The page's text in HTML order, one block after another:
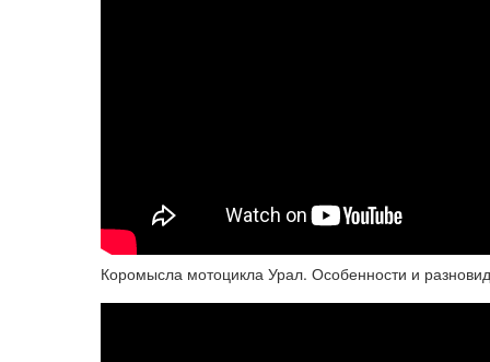
Коромысла мотоцикла Урал. Особенности и